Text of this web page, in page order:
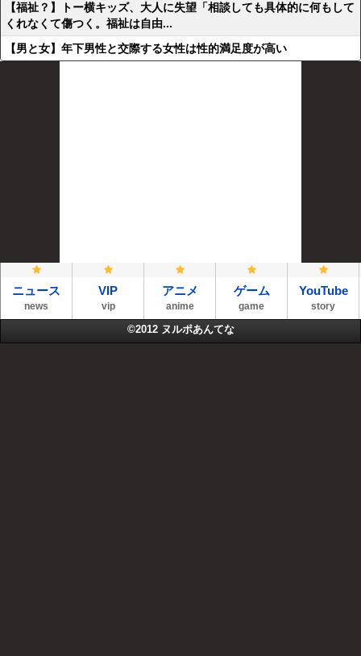
【福祉？】トー横キッズ、大人に失望「相談しても具体的に何もして
くれなくて傷つく。福祉は自由...
【男と女】年下男性と交際する女性は性的満足度が高い
ニュース
news
VIP
vip
アニメ
anime
ゲーム
game
YouTube
story
©2012 ヌルポあんてな